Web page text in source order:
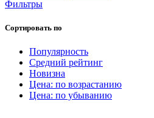
Фильтры
Сортировать по
Популярность
Средний рейтинг
Новизна
Цена: по возрастанию
Цена: по убыванию